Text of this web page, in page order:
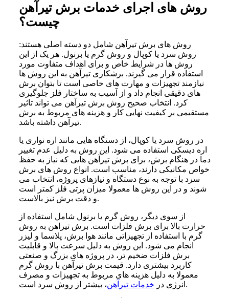
روش های اجرای خدمات برش تیرآهن
چیست؟
روش‌ های برش تیرآهن شامل دو دسته اصلی هستند:
روش سرد یا کوپال و روش گرم یا برنول. هر یک از این
روش‌ ها در شرایط خاص و برای اهداف متفاوت مورد
استفاده قرار می‌ گیرند. برشکاری تیرآهن به این روش‌ ها
نیازمند تجهیزات و مهارت‌ های خاصی است تا بتوان برش‌
های دقیقی انجام داد و از آسیب به ساختار فلز جلوگیری
کرد. انتخاب صحیح روش برش تیرآهن می‌ تواند تاثیر
مستقیمی بر کیفیت نهایی کار و هزینه‌ های مربوط به برش
تیرآهن داشته باشد.
در روش سرد یا کوپال، از دستگاه‌ هایی مانند اره نواری یا
اره دیسکی استفاده می‌ شود. این روش به دلیل عدم تغییر
دما در هنگام برش، برای برش تیرآهن ‌هایی که نیاز به حفظ
خواص مکانیکی دارند، مناسب است. انواع روش‌ های برش
سرد با توجه به نوع دستگاه و نیازهای پروژه، انتخاب می‌
شوند و در این روش‌ ها معمولا میزان پرتی فلز کمتر است
و دقت برش نیز بالاست.
از سوی دیگر، روش گرم یا برنول شامل استفاده از
حرارت بالا برای برش فلزات است. برش تیراهن به روش
گرم با استفاده از تجهیزاتی مانند هوا برش، پلاسما و لیزر
انجام می‌ شود. این روش به دلیل سرعت بالا و قابلیت
برش فلزات ضخیم‌ تر، در پروژه‌ های بزرگ و صنعتی
کاربرد بیشتری دارد. قیمت برش تیرآهن با روش گرم
معمولا به دلیل هزینه‌ های مربوط به تجهیزات و مصرف
انرژی در خدمات تیرآهن ، بیشتر از روش سرد است.